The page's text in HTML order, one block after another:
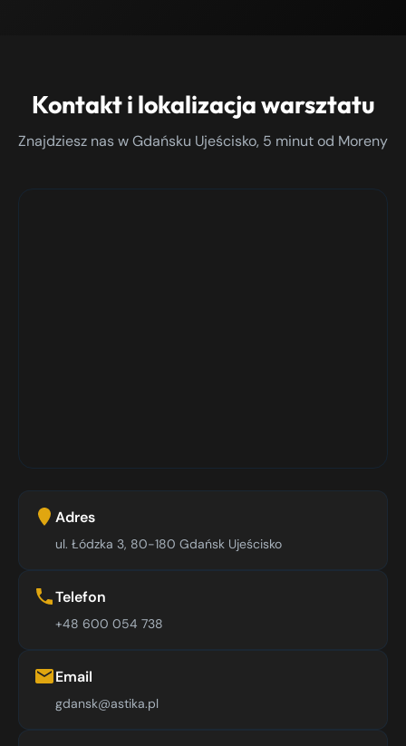
Kontakt i lokalizacja warsztatu
Znajdziesz nas w Gdańsku Ujeścisko, 5 minut od Moreny
Adres
ul. Łódzka 3, 80-180 Gdańsk Ujeścisko
Telefon
+48 600 054 738
Email
gdansk@astika.pl